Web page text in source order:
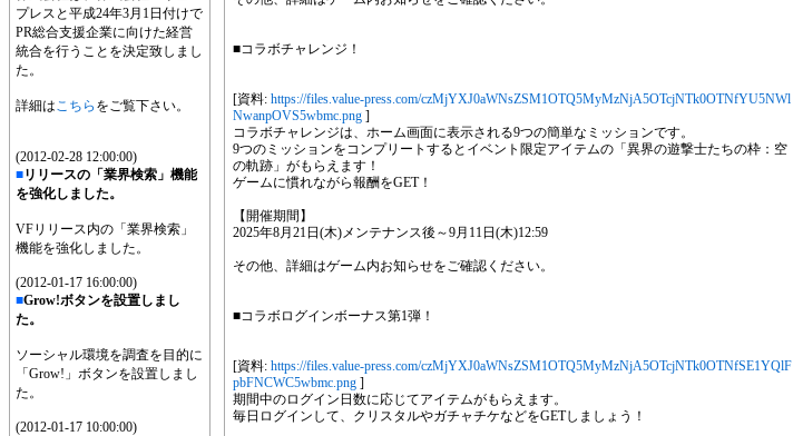
プレスと平成24年3月1日付けで
PR総合支援企業に向けた経営
統合を行うことを決定致しまし
た。
詳細はこちら をご覧下さい。
(2012-02-28 12:00:00)
■リリースの「業界検索」機能
を強化しました。
VFリリース内の「業界検索」
機能を強化しました。
(2012-01-17 16:00:00)
■Grow!ボタンを設置しまし
た。
ソーシャル環境を調査を目的に
「Grow!」ボタンを設置しまし
た。
(2012-01-17 10:00:00)
■コラボチャレンジ！
[資料: https://files.value-press.com/czMjYXJ0aWNsZSM1OTQ5MyMzNjA5OTcjNTk0OTNfYU5NWl
NwanpOVS5wbmc.png ]
コラボチャレンジは、ホーム画面に表示される9つの簡単なミッションです。
9つのミッションをコンプリートするとイベント限定アイテムの「異界の遊撃士たちの枠：空
の軌跡」がもらえます！
ゲームに慣れながら報酬をGET！
【開催期間】
2025年8月21日(木)メンテナンス後～9月11日(木)12:59
その他、詳細はゲーム内お知らせをご確認ください。
■コラボログインボーナス第1弾！
[資料: https://files.value-press.com/czMjYXJ0aWNsZSM1OTQ5MyMzNjA5OTcjNTk0OTNfSE1YQlF
pbFNCWC5wbmc.png ]
期間中のログイン日数に応じてアイテムがもらえます。
毎日ログインして、クリスタルやガチャチケなどをGETしましょう！